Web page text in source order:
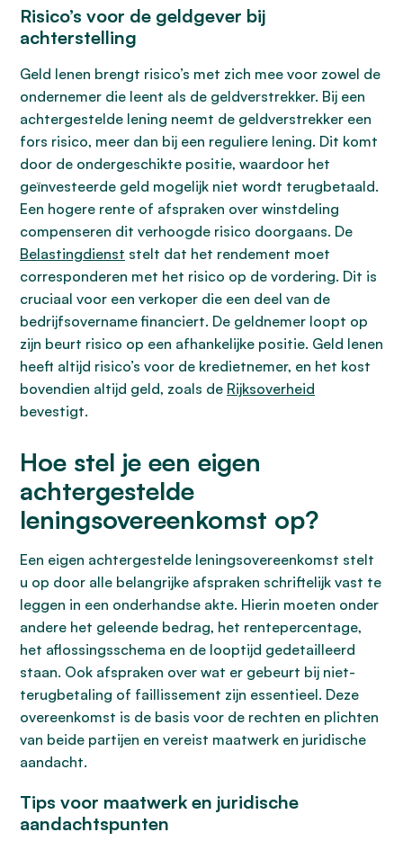
Risico’s voor de geldgever bij
achterstelling
Geld lenen brengt risico’s met zich mee voor zowel de
ondernemer die leent als de geldverstrekker. Bij een
achtergestelde lening neemt de geldverstrekker een
fors risico, meer dan bij een reguliere lening. Dit komt
door de ondergeschikte positie, waardoor het
geïnvesteerde geld mogelijk niet wordt terugbetaald.
Een hogere rente of afspraken over winstdeling
compenseren dit verhoogde risico doorgaans. De
Belastingdienst stelt dat het rendement moet
corresponderen met het risico op de vordering. Dit is
cruciaal voor een verkoper die een deel van de
bedrijfsovername financiert. De geldnemer loopt op
zijn beurt risico op een afhankelijke positie. Geld lenen
heeft altijd risico’s voor de kredietnemer, en het kost
bovendien altijd geld, zoals de Rijksoverheid
bevestigt.
Hoe stel je een eigen
achtergestelde
leningsovereenkomst op?
Een eigen achtergestelde leningsovereenkomst stelt
u op door alle belangrijke afspraken schriftelijk vast te
leggen in een onderhandse akte. Hierin moeten onder
andere het geleende bedrag, het rentepercentage,
het aflossingsschema en de looptijd gedetailleerd
staan. Ook afspraken over wat er gebeurt bij niet-
terugbetaling of faillissement zijn essentieel. Deze
overeenkomst is de basis voor de rechten en plichten
van beide partijen en vereist maatwerk en juridische
aandacht.
Tips voor maatwerk en juridische
aandachtspunten